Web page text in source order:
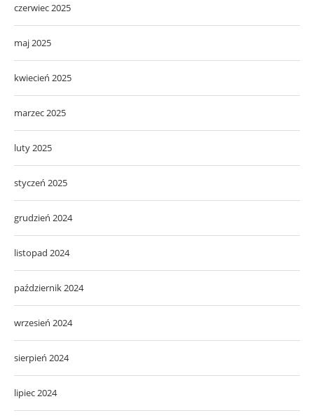
czerwiec 2025
maj 2025
kwiecień 2025
marzec 2025
luty 2025
styczeń 2025
grudzień 2024
listopad 2024
październik 2024
wrzesień 2024
sierpień 2024
lipiec 2024